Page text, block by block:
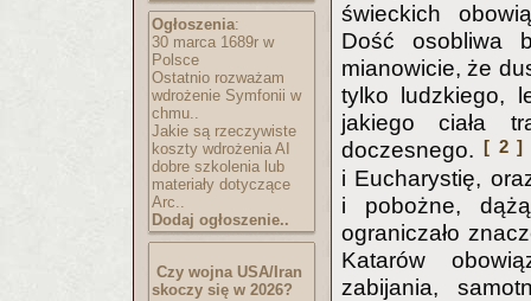
Ogłoszenia:
30 marca 1689r w
Polsce
Ostatnio rozważam
wdrożenie Symfonii w
chmu..
Jakie są rzeczywiste
koszty wdrożenia AI
dobre szkolenia lub
materiały dotyczące
Arc..
Dodaj ogłoszenie..
Czy wojna USA/Iran
skoczy się w 2026?
świeckich
Dość osobliwa
mianowicie, że
tylko ludzkiego,
jakiego ciała
doczesnego.
[ 2 ]
i Eucharystię,
i pobożne,
ograniczało
Katarów
zabijania,